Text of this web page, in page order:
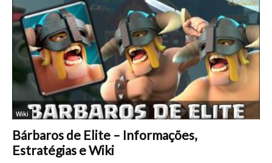
Wiki
Bárbaros de Elite – Informações,
Estratégias e Wiki